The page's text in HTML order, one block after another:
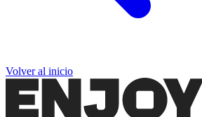
Volver al inicio